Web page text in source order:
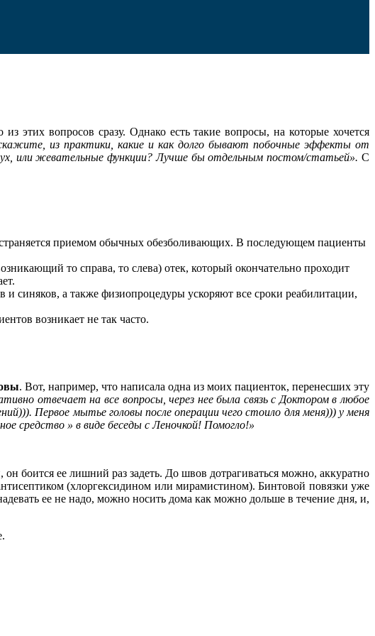
этих вопросов сразу. Однако есть такие вопросы, на которые хочется
из практики, какие и как долго бывают побочные эффекты от
или жевательные функции? Лучше бы отдельным постом/статьей». С
приемом обычных обезболивающих. В последующем пациенты
то справа, то слева) отек, который окончательно проходит
синяков, а также физиопроцедуры ускоряют все сроки реабилитации,
возникает не так часто.
. Вот, например, что написала одна из моих пациенток, перенесших эту
отвечает на все вопросы, через нее была связь с Доктором в любое
Первое мытье головы после операции чего стоило для меня))) у меня
средство » в виде беседы с Леночкой! Помогло!»
боится ее лишний раз задеть. До швов дотрагиваться можно, аккуратно
(хлоргексидином или мирамистином). Бинтовой повязки уже
ее не надо, можно носить дома как можно дольше в течение дня, и,